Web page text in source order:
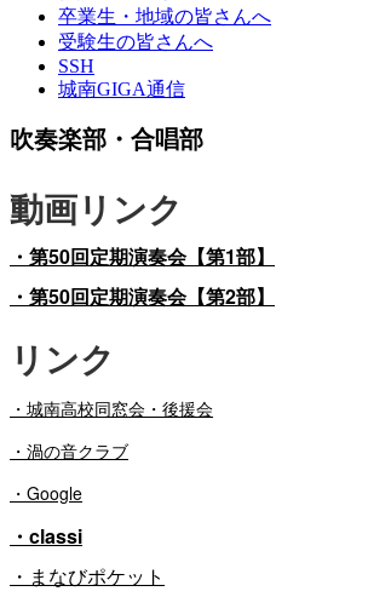
卒業生・地域の皆さんへ
受験生の皆さんへ
SSH
城南GIGA通信
吹奏楽部・合唱部
動画リンク
・第50回定期演奏会【第1部】
・第50回定期演奏会【第2部】
リンク
・ 城南高校同窓会・後援会
・渦の音クラブ
・Google
・classi
・まなびポケット